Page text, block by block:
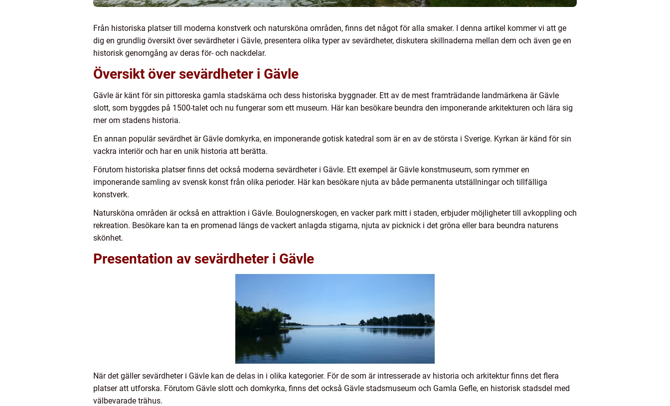
Från historiska platser till moderna konstverk och natursköna områden, finns det något för alla smaker. I denna artikel kommer vi att ge
dig en grundlig översikt över sevärdheter i Gävle, presentera olika typer av sevärdheter, diskutera skillnaderna mellan dem och även ge en
historisk genomgång av deras för- och nackdelar.
Översikt över sevärdheter i Gävle
Gävle är känt för sin pittoreska gamla stadskärna och dess historiska byggnader. Ett av de mest framträdande landmärkena är Gävle
slott, som byggdes på 1500-talet och nu fungerar som ett museum. Här kan besökare beundra den imponerande arkitekturen och lära sig
mer om stadens historia.
En annan populär sevärdhet är Gävle domkyrka, en imponerande gotisk katedral som är en av de största i Sverige. Kyrkan är känd för sin
vackra interiör och har en unik historia att berätta.
Förutom historiska platser finns det också moderna sevärdheter i Gävle. Ett exempel är Gävle konstmuseum, som rymmer en
imponerande samling av svensk konst från olika perioder. Här kan besökare njuta av både permanenta utställningar och tillfälliga
konstverk.
Natursköna områden är också en attraktion i Gävle. Boulognerskogen, en vacker park mitt i staden, erbjuder möjligheter till avkoppling och
rekreation. Besökare kan ta en promenad längs de vackert anlagda stigarna, njuta av picknick i det gröna eller bara beundra naturens
skönhet.
Presentation av sevärdheter i Gävle
När det gäller sevärdheter i Gävle kan de delas in i olika kategorier. För de som är intresserade av historia och arkitektur finns det flera
platser att utforska. Förutom Gävle slott och domkyrka, finns det också Gävle stadsmuseum och Gamla Gefle, en historisk stadsdel med
välbevarade trähus.